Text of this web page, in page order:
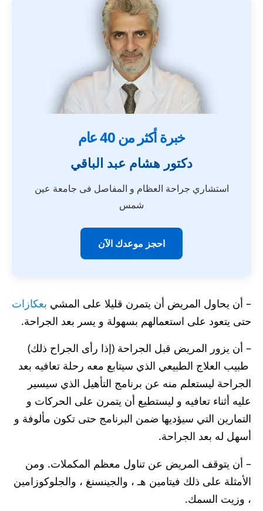
خبرة أكثر من 40 عام
دكتور هشام عبد الباقي
استشاري جراحة العظام و المفاصل فى جامعة عين
شمس
احجز موعدك الآن
– أن يحاول المريض أن يتمرن قليلا على المشي بعكازات
حتى يتعود على استعمالهم بسهولة و يسر بعد الجراحة.
– أن يزور المريض قبل الجراحة (إذا رأى الجراح ذلك)
طبيب العلاج الطبيعي الذي سيتابع معه رحلة تعافيه بعد
الجراحة ليستعلم منه عن برنامج التأهيل الذي سيسير
عليه أثناء تعافيه و ليستطيع أن يتمرن على الحركات و
التمارين التي سيؤديها ضمن البرنامج حتى تكون مألوفة و
أسهل له بعد الجراحة.
– أن يتوقف المريض عن تناول معظم المكملات. ومن
الأمثلة على ذلك فيتامين هـ ، والجينسنغ ، والجلوكوزامين
، وزيت السمك.